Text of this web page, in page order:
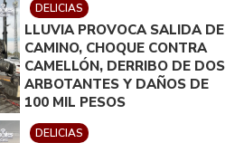
DELICIAS
LLUVIA PROVOCA SALIDA DE
CAMINO, CHOQUE CONTRA
CAMELLÓN, DERRIBO DE DOS
ARBOTANTES Y DAÑOS DE
100 MIL PESOS
DELICIAS